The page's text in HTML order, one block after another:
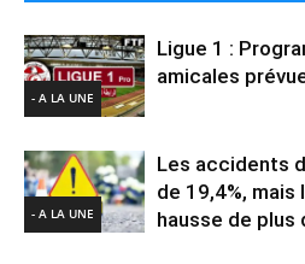
- A LA UNE
Ligue 1 :
amicales
- A LA UNE
Les accidents
de 19,4%,
hausse de plus